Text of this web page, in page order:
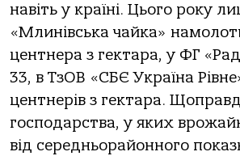
навіть у країні. Цього року
«Млинівська чайка»
центнера з гектара, у ФГ
33, в ТзОВ «СБЄ Україна
центнерів з гектара.
господарства, у яких
від середньорайонного